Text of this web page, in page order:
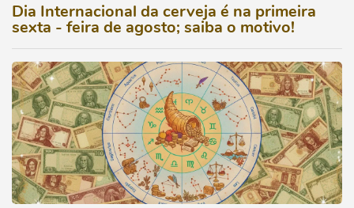
Dia Internacional da cerveja é na primeira
sexta - feira de agosto; saiba o motivo!